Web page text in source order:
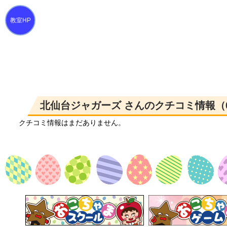
北仙台ジャガーズ さんのクチコミ情報
クチコミ情報はまだありません。